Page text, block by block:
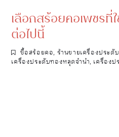
เลือกสร้อยคอเพชร
ต่อไปนี้
ซื้อสร้อยคอ, ร้านขายเครื่องประดั
เครื่องประดับทองหลุดจำนำ, เครื่องป